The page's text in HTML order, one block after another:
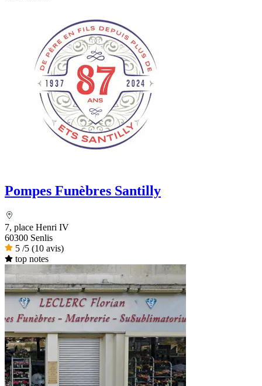
Pompes Funèbres Santilly
7, place Henri IV
60300 Senlis
5 /5 (10 avis)
top notes